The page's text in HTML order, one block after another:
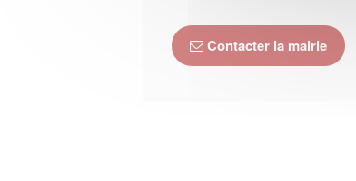
Contacter la mairie